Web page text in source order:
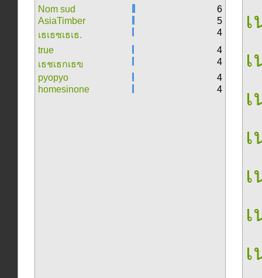
Nom sud
6
AsiaTimber
5
เธเธซเธเธ.
4
true
4
เธชเธกเธฃ
4
pyopyo
4
homesinone
4
เ
เ
เ
เ
เ
เ
เ